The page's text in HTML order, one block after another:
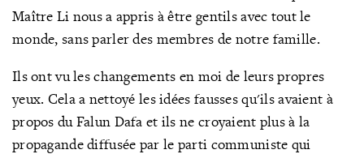
Maître Li nous a appris à être gentils avec tout le
monde, sans parler des membres de notre famille.
Ils ont vu les changements en moi de leurs propres
yeux. Cela a nettoyé les idées fausses qu'ils avaient à
propos du Falun Dafa et ils ne croyaient plus à la
propagande diffusée par le parti communiste qui